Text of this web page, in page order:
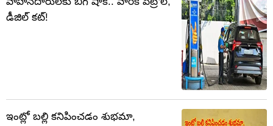
డీజిల్ కట్!
ఇంట్లో బల్లి కనిపించడం శుభమా,